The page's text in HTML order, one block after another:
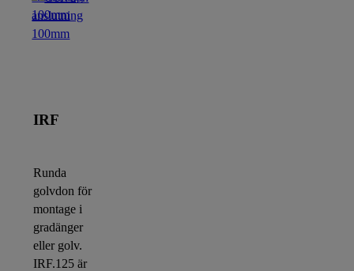
IRF
Runda
golvdon för
montage i
gradänger
eller golv.
IRF.125 är